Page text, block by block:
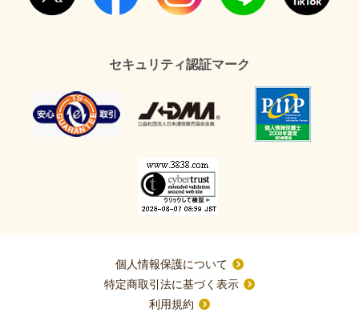
セキュリティ認証マーク
個人情報保護について
特定商取引法に基づく表示
利用規約